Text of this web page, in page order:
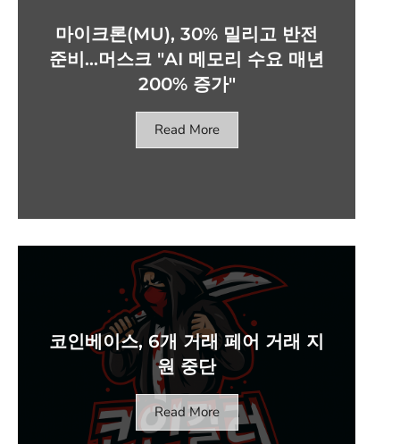
마이크론(MU), 30% 밀리고 반전
준비…머스크 "AI 메모리 수요 매년
200% 증가"
Read More
코인베이스, 6개 거래 페어 거래 지
원 중단
Read More